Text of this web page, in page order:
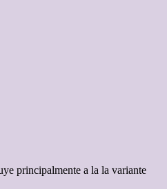
principalmente a la la variante